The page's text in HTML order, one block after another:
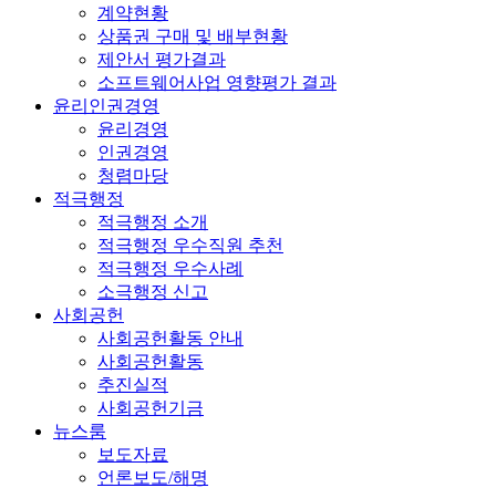
계약현황
상품권 구매 및 배부현황
제안서 평가결과
소프트웨어사업 영향평가 결과
윤리인권경영
윤리경영
인권경영
청렴마당
적극행정
적극행정 소개
적극행정 우수직원 추천
적극행정 우수사례
소극행정 신고
사회공헌
사회공헌활동 안내
사회공헌활동
추진실적
사회공헌기금
뉴스룸
보도자료
언론보도/해명